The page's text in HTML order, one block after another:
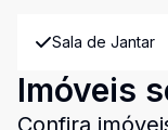
Sala de Jantar
Imóveis
Confira